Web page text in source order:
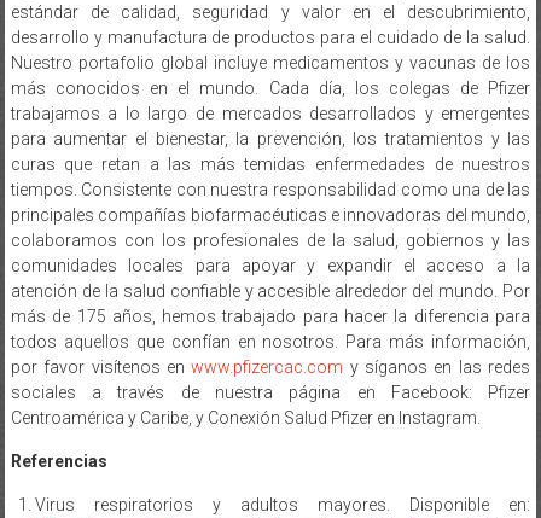
desarrollo y manufactura de productos para el cuidado de la salud.
Nuestro portafolio global incluye medicamentos y vacunas de los
más conocidos en el mundo. Cada día, los colegas de Pfizer
trabajamos a lo largo de mercados desarrollados y emergentes
para aumentar el bienestar, la prevención, los tratamientos y las
curas que retan a las más temidas enfermedades de nuestros
tiempos. Consistente con nuestra responsabilidad como una de las
principales compañías biofarmacéuticas e innovadoras del mundo,
colaboramos con los profesionales de la salud, gobiernos y las
comunidades locales para apoyar y expandir el acceso a la
atención de la salud confiable y accesible alrededor del mundo. Por
más de 175 años, hemos trabajado para hacer la diferencia para
todos aquellos que confían en nosotros. Para más información,
por favor visítenos enwww.pfizercac.com
y síganos en las redes
sociales a través de nuestra página en Facebook: Pfizer
Centroamérica y Caribe, y Conexión Salud Pfizer en Instagram.
https://espanol.cdc.gov/respiratory-viruses/risk-factors/older-